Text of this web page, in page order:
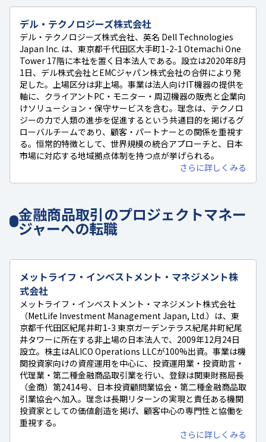
デル・テクノロジーズ株式会社
デル・テクノロジーズ株式会社、英名 Dell Technologies
Japan Inc. は、東京都千代田区大手町1-2-1 Otemachi One
Tower 17階に本社を置く日本法人である。設立は2020年8月
1日、デル株式会社とEMCジャパン株式会社の合併により発
足した。上場区分は非上場。事業は法人向けIT機器の提供を
軸に、クライアントPC・モニター・周辺機器の販売と企業向
けソリューション・保守サービスを含む。理念は、テクノロ
ジーの力で人類の進歩を促進するという共通目的を掲げるグ
ローバルチームであり、顧客・パートナーとの関係を重視す
る。恒常的特徴として、世界規模の統合アプローチと、日本
市場に対応する地域拠点体制を持つ点が挙げられる。
さらに詳しくみる
金融商品取引のプロジェクトマネー
ジャーへの転職
メットライフ・インベストメント・マネジメント株
式会社
メットライフ・インベストメント・マネジメント株式会社
（MetLife Investment Management Japan, Ltd.）は、東
京都千代田区紀尾井町1-3 東京ガーデンテラス紀尾井町紀尾
井タワーに所在する非上場の日本法人で、2009年12月24日
設立。株主はALICO Operations LLCが100%出資。事業は機
関投資家向けの資産運用を中心に、投資運用業・投資助言・
代理業・第二種金融商品取引業を行い、登録は関東財務局長
（金商）第2414号、日本投資顧問業協会・第二種金融商品取
引業協会へ加入。理念は長期リターンの実現と責任ある機関
投資家としての価値創造を掲げ、顧客中心の専門性と協働を
重視する。
さらに詳しくみる